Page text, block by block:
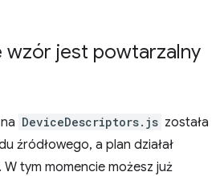
wzór jest powtarzalny
DeviceDescriptors.js została
źródłowego, a plan działał
tym momencie możesz już